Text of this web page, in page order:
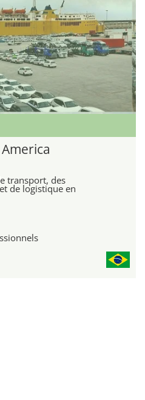
transport, des
de logistique en